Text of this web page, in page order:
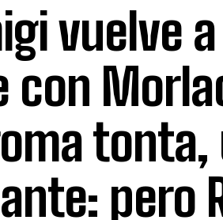
vuelve a
con
tonta,
pero